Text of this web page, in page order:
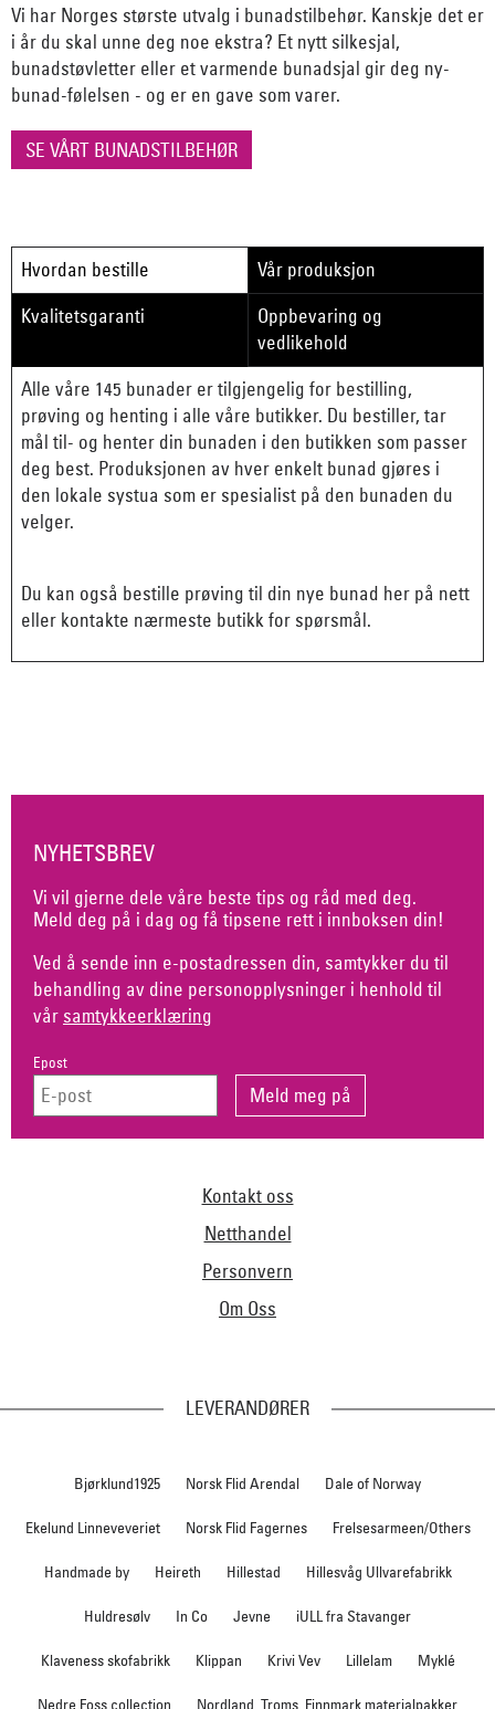
Vi har Norges største utvalg i bunadstilbehør. Kanskje det er
i år du skal unne deg noe ekstra? Et nytt silkesjal,
bunadstøvletter eller et varmende bunadsjal gir deg ny-
bunad-følelsen - og er en gave som varer.
SE VÅRT BUNADSTILBEHØR
Hvordan bestille
Vår produksjon
Kvalitetsgaranti
Oppbevaring og
vedlikehold
Alle våre 145 bunader er tilgjengelig for bestilling,
prøving og henting i alle våre butikker. Du bestiller, tar
mål til- og henter din bunaden i den butikken som passer
deg best. Produksjonen av hver enkelt bunad gjøres i
den lokale systua som er spesialist på den bunaden du
velger.
Du kan også bestille prøving til din nye bunad her på nett
eller kontakte nærmeste butikk for spørsmål.
NYHETSBREV
Vi vil gjerne dele våre beste tips og råd med deg.
Meld deg på i dag og få tipsene rett i innboksen din!
Ved å sende inn e-postadressen din, samtykker du til
behandling av dine personopplysninger i henhold til
vår samtykkeerklæring
Epost
Kontakt oss
Netthandel
Personvern
Om Oss
LEVERANDØRER
Bjørklund1925 Norsk Flid Arendal Dale of Norway
Ekelund Linneveveriet Norsk Flid Fagernes Frelsesarmeen/Others
Handmade by Heireth Hillestad Hillesvåg Ullvarefabrikk
Huldresølv In Co Jevne iULL fra Stavanger
Klaveness skofabrikk Klippan Krivi Vev Lillelam Myklé
Nedre Foss collection Nordland, Troms, Finnmark materialpakker